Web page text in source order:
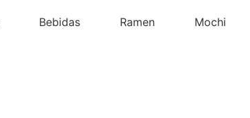
Bebidas Ramen Mochi